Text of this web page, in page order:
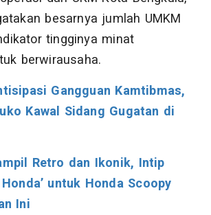
besarnya jumlah UMKM
tingginya minat
berwirausaha.
Gangguan Kamtibmas,
Kawal Sidang Gugatan di
Retro dan Ikonik, Intip
untuk Honda Scoopy
Ini